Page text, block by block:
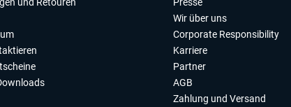
Wir über uns
Corporate Responsibility
Karriere
Partner
AGB
Zahlung und Versand